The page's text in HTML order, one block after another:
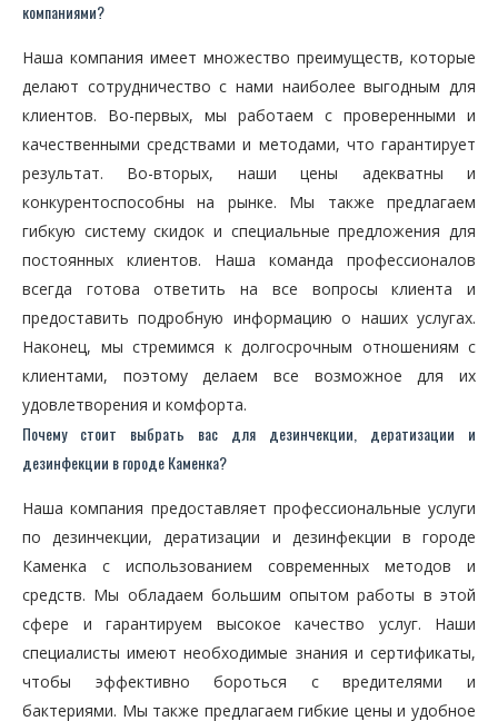
компаниями?
Наша компания имеет множество преимуществ, которые
делают сотрудничество с нами наиболее выгодным для
клиентов. Во-первых, мы работаем с проверенными и
качественными средствами и методами, что гарантирует
результат. Во-вторых, наши цены адекватны и
конкурентоспособны на рынке. Мы также предлагаем
гибкую систему скидок и специальные предложения для
постоянных клиентов. Наша команда профессионалов
всегда готова ответить на все вопросы клиента и
предоставить подробную информацию о наших услугах.
Наконец, мы стремимся к долгосрочным отношениям с
клиентами, поэтому делаем все возможное для их
удовлетворения и комфорта.
Почему стоит выбрать вас для дезинчекции, дератизации и
дезинфекции в городе Каменка?
Наша компания предоставляет профессиональные услуги
по дезинчекции, дератизации и дезинфекции в городе
Каменка с использованием современных методов и
средств. Мы обладаем большим опытом работы в этой
сфере и гарантируем высокое качество услуг. Наши
специалисты имеют необходимые знания и сертификаты,
чтобы эффективно бороться с вредителями и
бактериями. Мы также предлагаем гибкие цены и удобное